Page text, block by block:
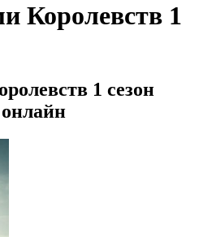
Королевств 1
1 сезон